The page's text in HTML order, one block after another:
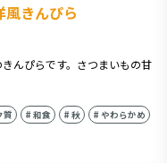
風きんぴら
んぴらです。さつまいもの甘
質 #和食 #秋 #やわらかめ